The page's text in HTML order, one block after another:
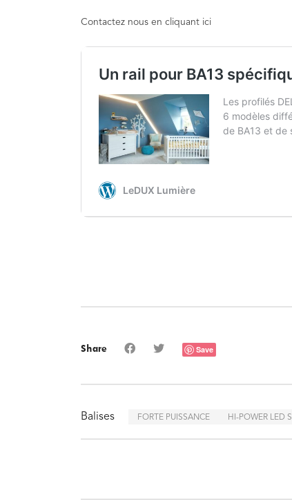
Contactez nous en cliquant ici
Share Save
Balises FORTE PUISSANCE HI-POWER LED